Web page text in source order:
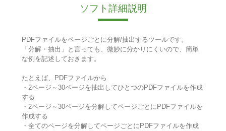
ソフト詳細説明
PDFファイルをページごとに分解/抽出するツールです。
「分解・抽出」と言っても、微妙に分かりにくいので、簡単
な例を記述しておきます。
たとえば、PDFファイルから
・2ページ～30ページを抽出してひとつのPDFファイルを作成
する
・2ページ～30ページを分解してページごとにPDFファイルを
作成する
・全てのページを分解してページごとにPDFファイルを作成